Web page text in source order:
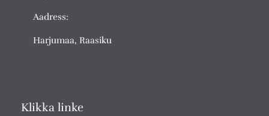
Aadress:
Harjumaa, Raasiku
Klikka linke